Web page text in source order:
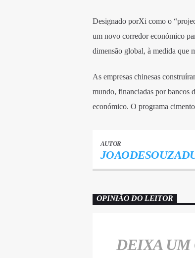
Designado porXi como o
um novo corredor económico
dimensão global, à medida que
As empresas chinesas
mundo, financiadas por bancos
económico. O programa
AUTOR
OPINIÃO DO LEITOR
DEIXA UM